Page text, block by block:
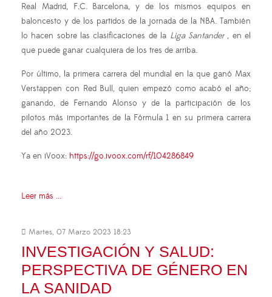
Real Madrid, F.C. Barcelona, y de los mismos equipos en
baloncesto y de los partidos de la jornada de la NBA. También
lo hacen sobre las clasificaciones de la Liga Santander, en el
que puede ganar cualquiera de los tres de arriba.
Por último, la primera carrera del mundial en la que ganó Max
Verstappen con Red Bull, quien empezó como acabó el año;
ganando, de Fernando Alonso y de la participación de los
pilotos más importantes de la Fórmula 1 en su primera carrera
del año 2023.
Ya en iVoox: https://go.ivoox.com/rf/104286849
Leer más ...
Martes, 07 Marzo 2023 18:23
INVESTIGACIÓN Y SALUD:
PERSPECTIVA DE GÉNERO EN
LA SANIDAD